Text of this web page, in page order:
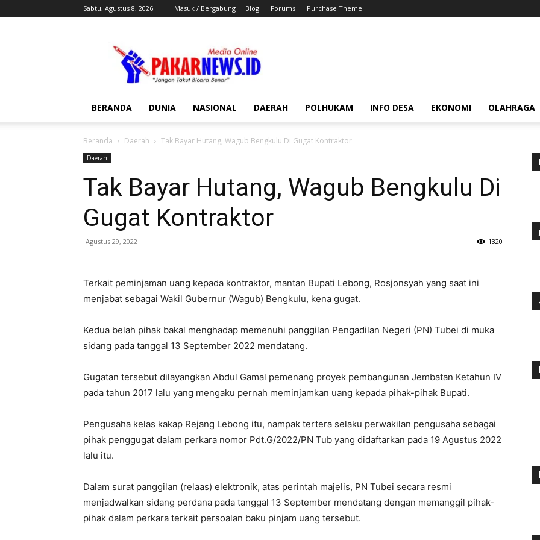
Sabtu, Agustus 8, 2026 Masuk / Bergabung Blog Forums Purchase Theme
BERANDA DUNIA NASIONAL DAERAH POLHUKAM INFO DESA EKONOMI OLAHRAGA
Beranda Daerah Tak Bayar Hutang, Wagub Bengkulu Di Gugat Kontraktor
Daerah
Tak Bayar Hutang, Wagub Bengkulu Di
Gugat Kontraktor
Agustus 29, 2022 1320
Terkait peminjaman uang kepada kontraktor, mantan Bupati Lebong, Rosjonsyah yang saat ini
menjabat sebagai Wakil Gubernur (Wagub) Bengkulu, kena gugat.
Kedua belah pihak bakal menghadap memenuhi panggilan Pengadilan Negeri (PN) Tubei di muka
sidang pada tanggal 13 September 2022 mendatang.
Gugatan tersebut dilayangkan Abdul Gamal pemenang proyek pembangunan Jembatan Ketahun IV
pada tahun 2017 lalu yang mengaku pernah meminjamkan uang kepada pihak-pihak Bupati.
Pengusaha kelas kakap Rejang Lebong itu, nampak tertera selaku perwakilan pengusaha sebagai
pihak penggugat dalam perkara nomor Pdt.G/2022/PN Tub yang didaftarkan pada 19 Agustus 2022
lalu itu.
Dalam surat panggilan (relaas) elektronik, atas perintah majelis, PN Tubei secara resmi
menjadwalkan sidang perdana pada tanggal 13 September mendatang dengan memanggil pihak-
pihak dalam perkara terkait persoalan baku pinjam uang tersebut.